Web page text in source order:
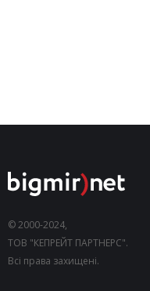
© 2000-2024,
ТОВ "КЕПРЕЙТ ПАРТНЕРС".
Всі права захищені.